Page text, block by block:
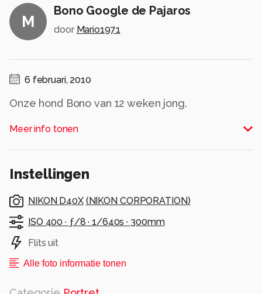
M
Bono Google de Pajaros
door Mario1971
6 februari, 2010
Onze hond Bono van 12 weken jong.
Alle rechten voorbehouden
Meer info tonen
Instellingen
NIKON D40X (NIKON CORPORATION)
ISO 400 · ƒ/8 ·1/640s · 300mm
Flits uit
Alle foto informatie tonen